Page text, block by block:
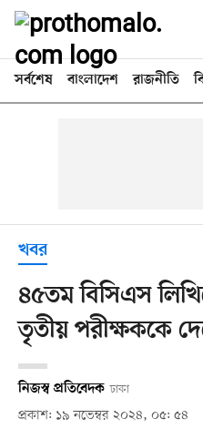
সর্বশেষ বাংলাদেশ রাজনীতি
খবর
৪৫তম বিসিএস
তৃতীয় পরীক্ষককে
নিজস্ব প্রতিবেদক ঢাকা
প্রকাশ: ১৯ নভেম্বর ২০২৪, ০৫: ৫৪